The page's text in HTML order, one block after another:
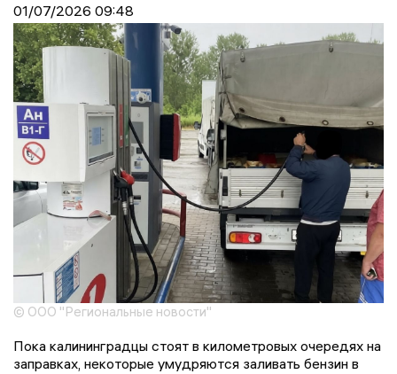
01/07/2026 09:48
© ООО "Региональные новости"
Пока калининградцы стоят в километровых очередях на
заправках, некоторые умудряются заливать бензин в